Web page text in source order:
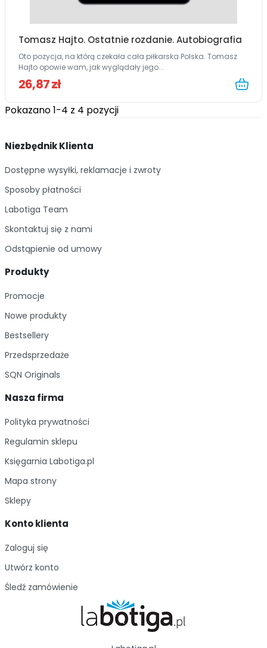
Tomasz Hajto. Ostatnie rozdanie. Autobiografia
Oto pozycja, na którą czekała cała piłkarska Polska. Tomasz
Hajto opowie wam, jak wyglądały jego...
26,87 zł
Pokazano 1-4 z 4 pozycji
Niezbędnik Klienta
Dostępne wysyłki, reklamacje i zwroty
Sposoby płatności
Labotiga Team
Skontaktuj się z nami
Odstąpienie od umowy
Produkty
Promocje
Nowe produkty
Bestsellery
Przedsprzedaże
SQN Originals
Nasza firma
Polityka prywatności
Regulamin sklepu
Księgarnia Labotiga.pl
Mapa strony
Sklepy
Konto klienta
Zaloguj się
Utwórz konto
Śledź zamówienie